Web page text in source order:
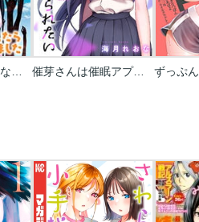
催芽さんは催眠アプられたい【フルカラー】